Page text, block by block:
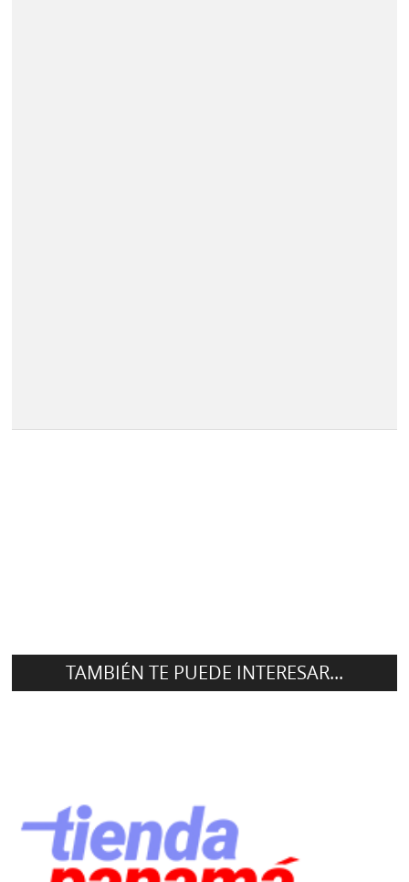
TAMBIÉN TE PUEDE INTERESAR...